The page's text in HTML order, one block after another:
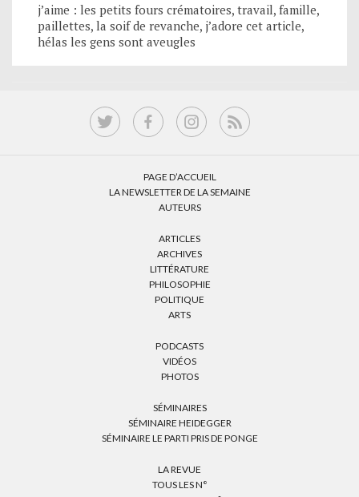
j’aime : les petits fours crématoires, travail, famille,
paillettes, la soif de revanche, j’adore cet article,
hélas les gens sont aveugles
PAGE D’ACCUEIL
LA NEWSLETTER DE LA SEMAINE
AUTEURS
ARTICLES
ARCHIVES
LITTÉRATURE
PHILOSOPHIE
POLITIQUE
ARTS
PODCASTS
VIDÉOS
PHOTOS
SÉMINAIRES
SÉMINAIRE HEIDEGGER
SÉMINAIRE LE PARTI PRIS DE PONGE
LA REVUE
TOUS LES N°